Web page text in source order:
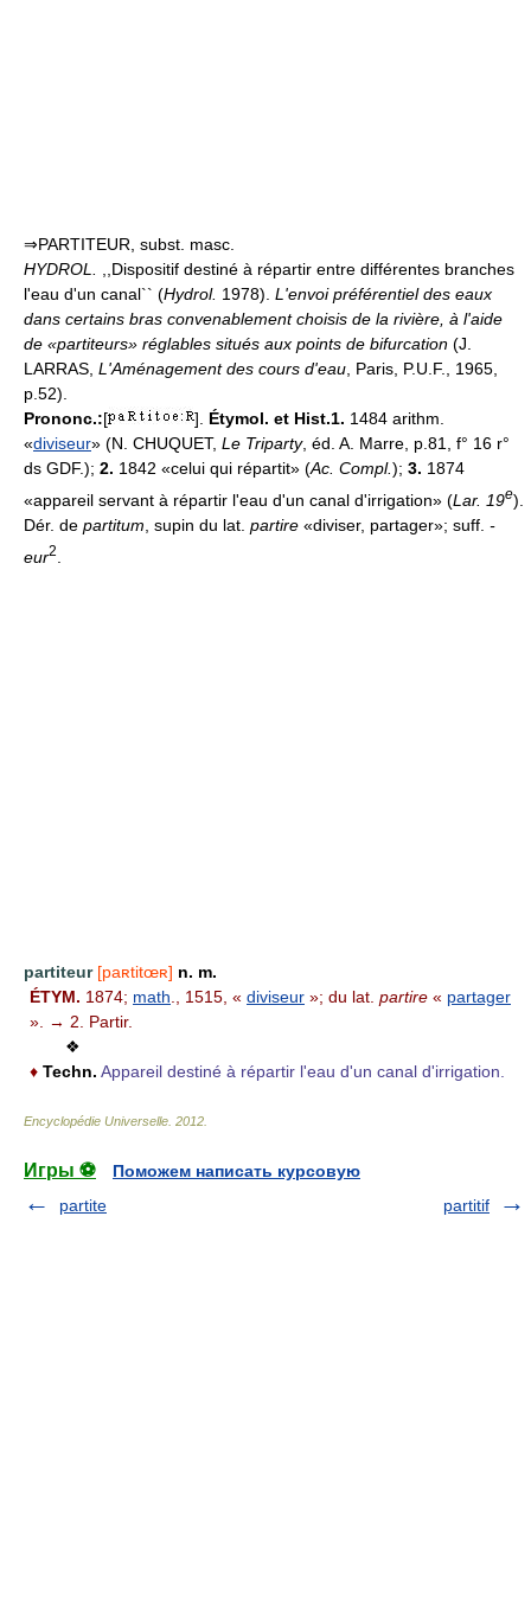
⇒PARTITEUR, subst. masc.
HYDROL.
,,Dispositif destiné à répartir entre différentes branches
l'eau d'un canal`` (Hydrol. 1978). L'envoi préférentiel des eaux
dans certains bras convenablement choisis de la rivière, à l'aide
de «partiteurs» réglables situés aux points de bifurcation (J.
LARRAS, L'Aménagement des cours d'eau , Paris, P.U.F., 1965,
p.52).
Prononc.:[ ]. Étymol. et Hist.1. 1484 arithm.
«diviseur» (N. CHUQUET, Le Triparty, éd. A. Marre, p.81, f° 16 r°
ds GDF.); 2. 1842 «celui qui répartit» (Ac. Compl.); 3. 1874
«appareil servant à répartir l'eau d'un canal d'irrigation» (Lar. 19e).
Dér. de partitum , supin du lat. partire «diviser, partager»; suff. -
eur2
partiteur [paʀtitœʀ] n. m.
ÉTYM. 1874; math., 1515, « diviseur »; du lat. partire « partager
». → 2. Partir.
❖
♦ Techn. Appareil destiné à répartir l'eau d'un canal d'irrigation.
Encyclopédie Universelle 2012
Игры ⚽
Поможем написать курсовую
partite
partitif